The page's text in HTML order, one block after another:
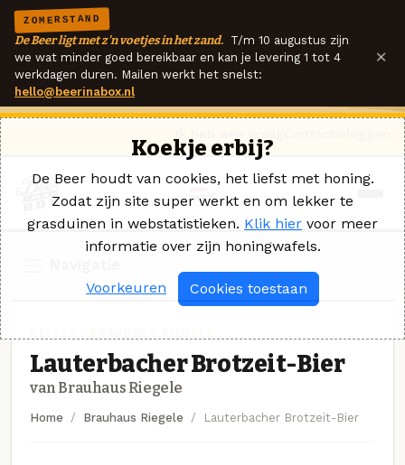
ZOMERSTAND
De Beer ligt met z'n voetjes in het zand. T/m 10 augustus zijn
we wat minder goed bereikbaar en kan je levering 1 tot 4
werkdagen duren. Mailen werkt het snelst:
hello@beerinabox.nl
×
Lauterbacher Brotzeit-Bier
van Brauhaus Riegele
Home Brauhaus Riegele Lauterbacher Brotzeit-Bier
Koekje erbij?
De Beer houdt van cookies, het liefst met honing.
Zodat zijn site super werkt en om lekker te
grasduinen in webstatistieken. Klik hier voor meer
informatie over zijn honingwafels.
Voorkeuren Cookies toestaan